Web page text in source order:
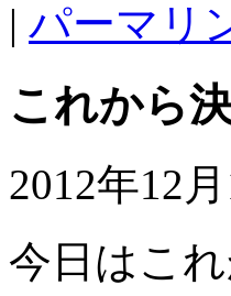
| パーマリ
これから
2012年12
今日はこ